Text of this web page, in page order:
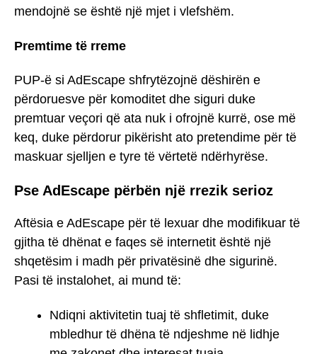
mendojnë se është një mjet i vlefshëm.
Premtime të rreme
PUP-ë si AdEscape shfrytëzojnë dëshirën e
përdoruesve për komoditet dhe siguri duke
premtuar veçori që ata nuk i ofrojnë kurrë, ose më
keq, duke përdorur pikërisht ato pretendime për të
maskuar sjelljen e tyre të vërtetë ndërhyrëse.
Pse AdEscape përbën një rrezik serioz
Aftësia e AdEscape për të lexuar dhe modifikuar të
gjitha të dhënat e faqes së internetit është një
shqetësim i madh për privatësinë dhe sigurinë.
Pasi të instalohet, ai mund të:
Ndiqni aktivitetin tuaj të shfletimit, duke
mbledhur të dhëna të ndjeshme në lidhje